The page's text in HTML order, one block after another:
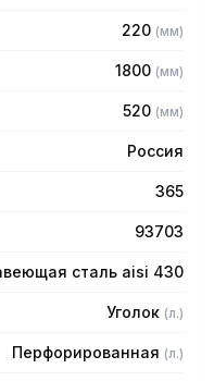
220 (мм)
1800 (мм)
520 (мм)
Россия
365
93703
сталь aisi 430
Уголок (л.)
Перфорированная (л.)